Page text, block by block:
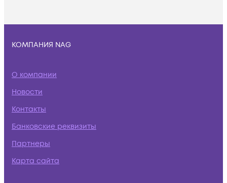
КОМПАНИЯ NAG
О компании
Новости
Контакты
Банковские реквизиты
Партнеры
Карта сайта